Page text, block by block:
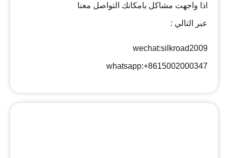
اذا واجهت مشاكل بامكانك التواصل معنا
عبر التالي :
wechat:silkroad2009
whatsapp:‪+8615002000347‬